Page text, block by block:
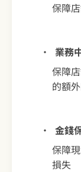
保障
業務
保障
的額
金錢
保障
損失